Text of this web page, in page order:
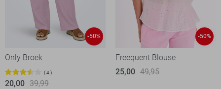
-50%
Only Broek
4
20,00 39,99
-50%
Freequent Blouse
25,00 49,95